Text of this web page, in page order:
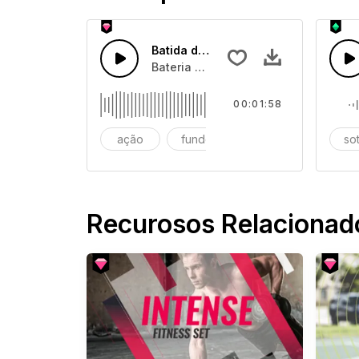
Batida de Trap de Esportes
Bateria hip-hop com condução de
ação fundo
00:01:58
Recurosos